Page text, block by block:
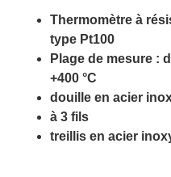
Thermomètre à
type Pt100
Plage de mesure :
+400 °C
douille en acier
à 3 fils
treillis en acier